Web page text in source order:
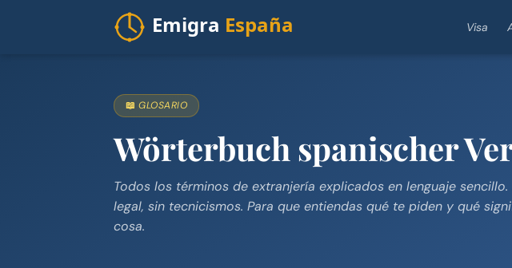
Visa
📖 GLOSARIO
Wörterbuch spanischer
Todos los términos de extranjería explicados en lenguaje sencillo.
legal, sin tecnicismos. Para que entiendas qué te piden y qué
cosa.